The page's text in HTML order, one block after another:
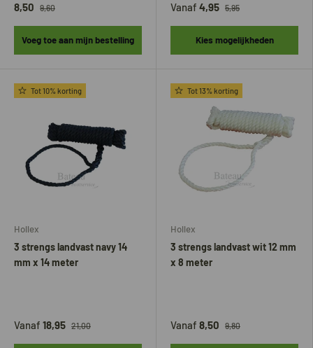
8,50 9,60
Voeg toe aan mijn bestelling
Vanaf 4,95 5,95
Kies mogelijkheden
Tot 10% korting
Hollex
3 strengs landvast navy 14
mm x 14 meter
Vanaf 18,95 21,00
Tot 13% korting
Hollex
3 strengs landvast wit 12 mm
x 8 meter
Vanaf 8,50 9,80